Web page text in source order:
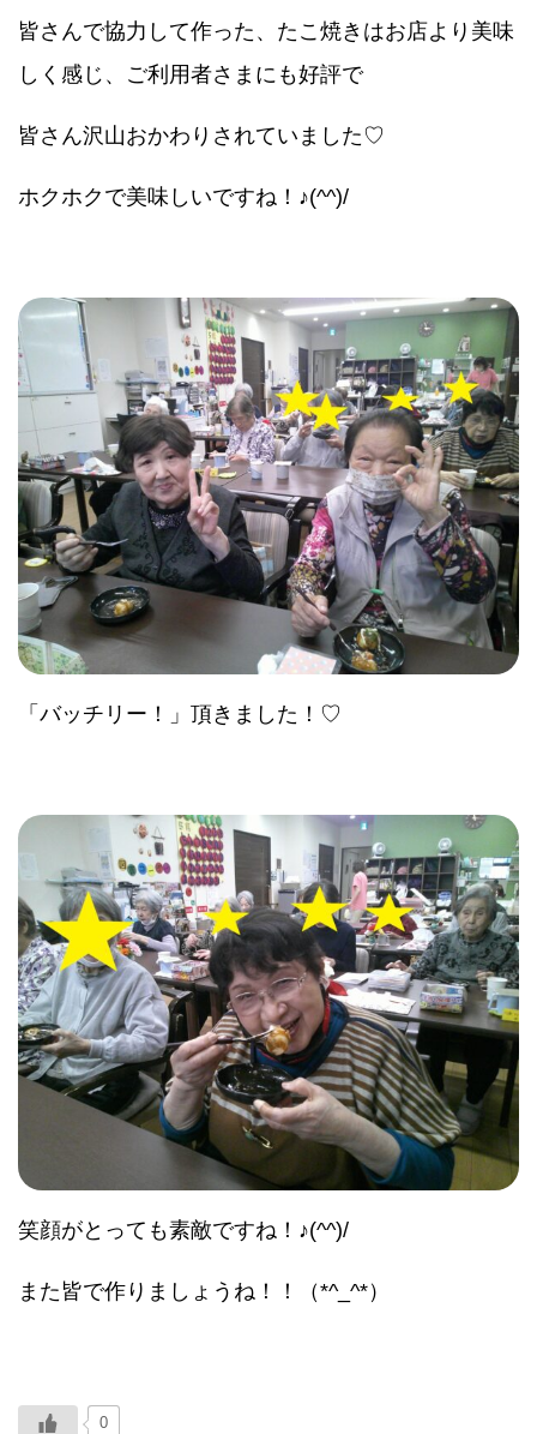
皆さんで協力して作った、たこ焼きはお店より美味
しく感じ、ご利用者さまにも好評で
皆さん沢山おかわりされていました♡
ホクホクで美味しいですね！♪(^^)/
「バッチリー！」頂きました！♡
笑顔がとっても素敵ですね！♪(^^)/
また皆で作りましょうね！！（*^_^*）
0